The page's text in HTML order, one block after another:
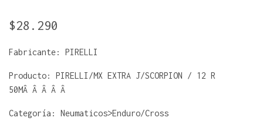
$28.290
Fabricante: PIRELLI
Producto: PIRELLI/MX EXTRA J/SCORPION / 12 R
50MÂ Â Â Â Â
Categoría: Neumaticos>Enduro/Cross